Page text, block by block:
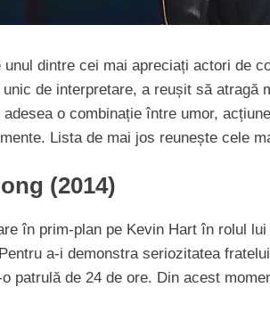
unul dintre cei mai apreciați actori de
de interpretare, a reușit să atragă
o combinație între umor,
Lista de mai jos reunește cele
(2014)
în prim-plan pe Kevin Hart în rolul
a-i demonstra seriozitatea
patrulă de 24 de ore. Din acest